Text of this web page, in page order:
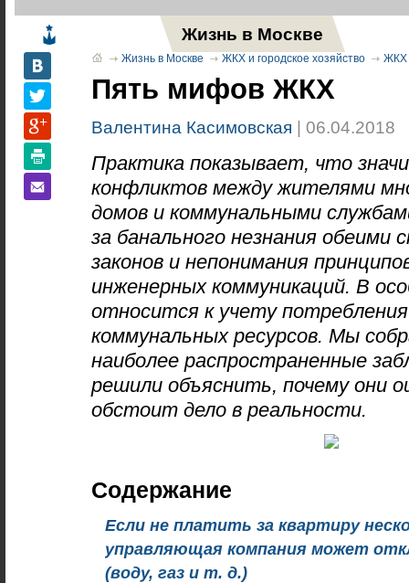
Жизнь в Москве
Жизнь в Москве ЖКХ и городское хозяйство ЖКХ
Пять мифов ЖКХ
Валентина Касимовская | 06.04.2018
Практика показывает, что
конфликтов между жителями
домов и коммунальными
за банального незнания обеими
законов и непонимания
инженерных коммуникаций. В
относится к учету
коммунальных ресурсов. Мы
наиболее распространенные
решили объяснить, почему они
обстоит дело в реальности.
Содержание
Если не платить за квартиру
управляющая компания может
(воду, газ и т. д.)